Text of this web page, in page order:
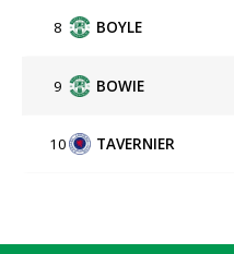
8 BOYLE
9 BOWIE
10 TAVERNIER